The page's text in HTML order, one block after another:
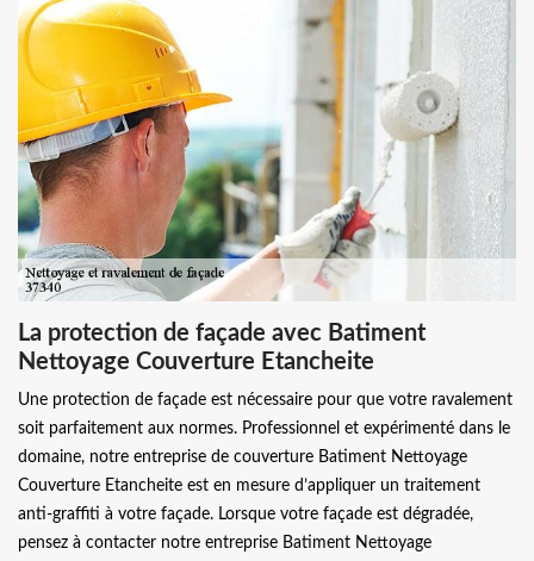
La protection de façade avec Batiment
Nettoyage Couverture Etancheite
Une protection de façade est nécessaire pour que votre ravalement
soit parfaitement aux normes. Professionnel et expérimenté dans le
domaine, notre entreprise de couverture Batiment Nettoyage
Couverture Etancheite est en mesure d’appliquer un traitement
anti-graffiti à votre façade. Lorsque votre façade est dégradée,
pensez à contacter notre entreprise Batiment Nettoyage